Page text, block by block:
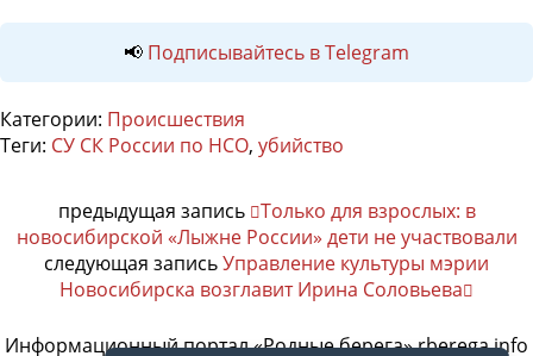
📢 Подписывайтесь в Telegram
Категории: Происшествия
Теги: СУ СК России по НСО, убийство
предыдущая запись Только для взрослых: в
новосибирской «Лыжне России» дети не участвовали
следующая записьУправление культуры мэрии
Новосибирска возглавит Ирина Соловьева
Информационный портал «Родные берега» rberega.info